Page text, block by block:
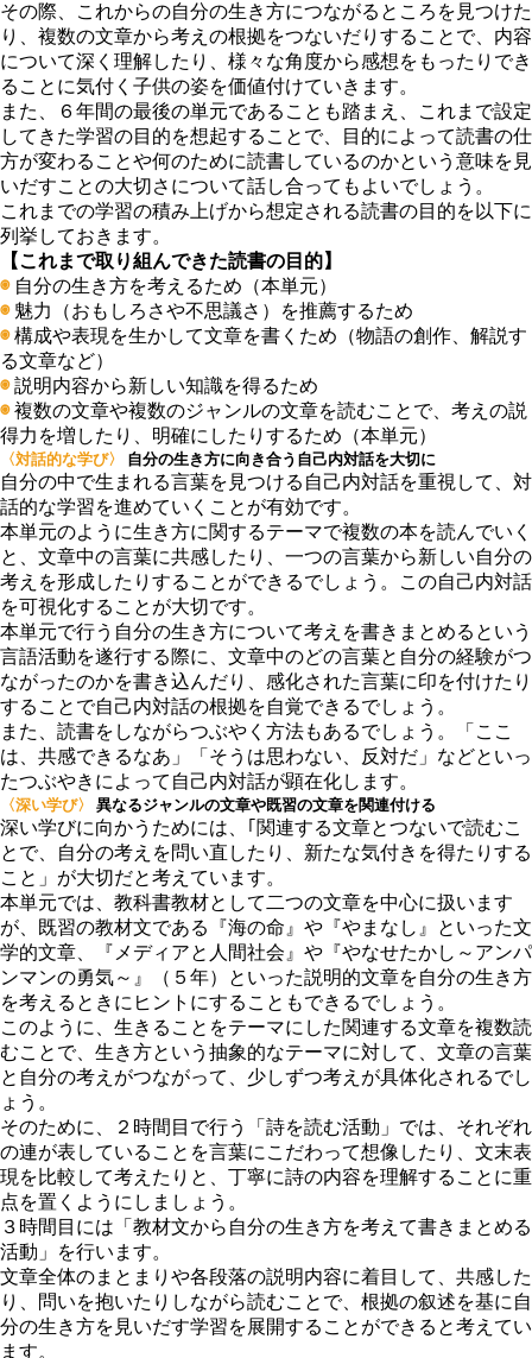
その際、これからの自分の生き方につながるところを見つけた
り、複数の文章から考えの根拠をつないだりすることで、内容
について深く理解したり、様々な角度から感想をもったりでき
ることに気付く子供の姿を価値付けていきます。
また、６年間の最後の単元であることも踏まえ、これまで設定
してきた学習の目的を想起することで、目的によって読書の仕
方が変わることや何のために読書しているのかという意味を見
いだすことの大切さについて話し合ってもよいでしょう。
これまでの学習の積み上げから想定される読書の目的を以下に
列挙しておきます。
【これまで取り組んできた読書の目的】
◉自分の生き方を考えるため（本単元）
◉魅力（おもしろさや不思議さ）を推薦するため
◉構成や表現を生かして文章を書くため（物語の創作、解説す
る文章など）
◉説明内容から新しい知識を得るため
◉複数の文章や複数のジャンルの文章を読むことで、考えの説
得力を増したり、明確にしたりするため（本単元）
〈対話的な学び〉 自分の生き方に向き合う自己内対話を大切に
自分の中で生まれる言葉を見つける自己内対話を重視して、対
話的な学習を進めていくことが有効です。
本単元のように生き方に関するテーマで複数の本を読んでいく
と、文章中の言葉に共感したり、一つの言葉から新しい自分の
考えを形成したりすることができるでしょう。この自己内対話
を可視化することが大切です。
本単元で行う自分の生き方について考えを書きまとめるという
言語活動を遂行する際に、文章中のどの言葉と自分の経験がつ
ながったのかを書き込んだり、感化された言葉に印を付けたり
することで自己内対話の根拠を自覚できるでしょう。
また、読書をしながらつぶやく方法もあるでしょう。「ここ
は、共感できるなあ」「そうは思わない、反対だ」などといっ
たつぶやきによって自己内対話が顕在化します。
〈深い学び〉 異なるジャンルの文章や既習の文章を関連付ける
深い学びに向かうためには、｢関連する文章とつないで読むこ
とで、自分の考えを問い直したり、新たな気付きを得たりする
こと」が大切だと考えています。
本単元では、教科書教材として二つの文章を中心に扱います
が、既習の教材文である『海の命』や『やまなし』といった文
学的文章、『メディアと人間社会』や『やなせたかし～アンパ
ンマンの勇気～』（５年）といった説明的文章を自分の生き方
を考えるときにヒントにすることもできるでしょう。
このように、生きることをテーマにした関連する文章を複数読
むことで、生き方という抽象的なテーマに対して、文章の言葉
と自分の考えがつながって、少しずつ考えが具体化されるでし
ょう。
そのために、２時間目で行う「詩を読む活動」では、それぞれ
の連が表していることを言葉にこだわって想像したり、文末表
現を比較して考えたりと、丁寧に詩の内容を理解することに重
点を置くようにしましょう。
３時間目には「教材文から自分の生き方を考えて書きまとめる
活動」を行います。
文章全体のまとまりや各段落の説明内容に着目して、共感した
り、問いを抱いたりしながら読むことで、根拠の叙述を基に自
分の生き方を見いだす学習を展開することができると考えてい
ます。